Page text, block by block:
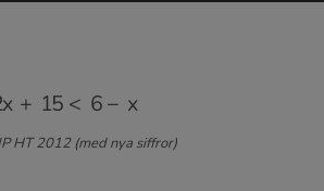
15< x
HT 2012 (med nya siffror)